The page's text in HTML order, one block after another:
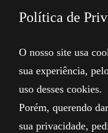
Política de
O nosso site usa
sua experiência,
uso desses cookies.
Porém, querendo
sua privacidade,